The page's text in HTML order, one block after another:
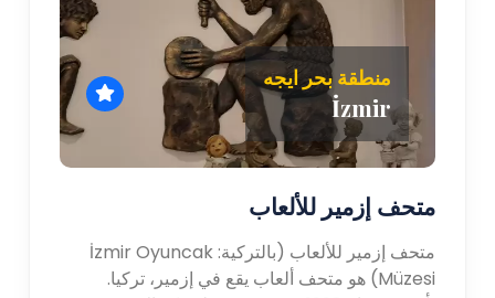
منطقة بحر ايجه
İzmir
متحف إزمير للألعاب
متحف إزمير للألعاب (بالتركية: İzmir Oyuncak
Müzesi) هو متحف ألعاب يقع في إزمير، تركيا.